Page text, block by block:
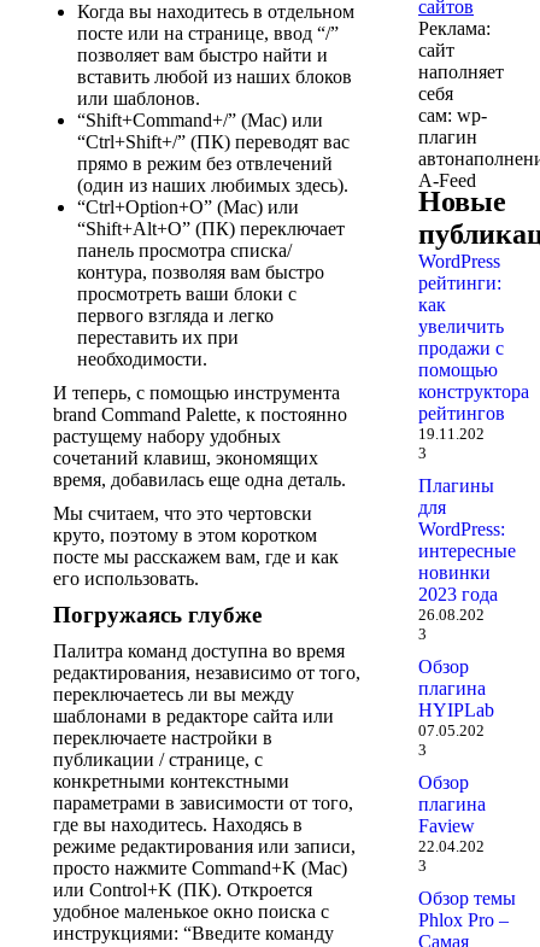
Когда вы находитесь в отдельном
посте или на странице, ввод “/”
позволяет вам быстро найти и
вставить любой из наших блоков
или шаблонов.
“Shift+Command+/” (Mac) или
“Ctrl+Shift+/” (ПК) переводят вас
прямо в режим без отвлечений
(один из наших любимых здесь).
“Ctrl+Option+O” (Mac) или
“Shift+Alt+O” (ПК) переключает
панель просмотра списка/
контура, позволяя вам быстро
просмотреть ваши блоки с
первого взгляда и легко
переставить их при
необходимости.
И теперь, с помощью инструмента
brand Command Palette, к постоянно
растущему набору удобных
сочетаний клавиш, экономящих
время, добавилась еще одна деталь.
Мы считаем, что это чертовски
круто, поэтому в этом коротком
посте мы расскажем вам, где и как
его использовать.
Погружаясь глубже
Палитра команд доступна во время
редактирования, независимо от того,
переключаетесь ли вы между
шаблонами в редакторе сайта или
переключаете настройки в
публикации / странице, с
конкретными контекстными
параметрами в зависимости от того,
где вы находитесь. Находясь в
режиме редактирования или записи,
просто нажмите Command+K (Mac)
или Control+K (ПК). Откроется
удобное маленькое окно поиска с
инструкциями: “Введите команду
Реклама:
сайт
наполняет
себя
сам: wp-
плагин
A-Feed
Новые
WordPress
рейтинги:
как
увеличить
продажи с
помощью
конструктора
рейтингов
19.11.202
3
Плагины
для
WordPress:
интересные
новинки
2023 года
26.08.202
3
Обзор
плагина
HYIPLab
07.05.202
3
Обзор
плагина
Faview
22.04.202
3
Обзор темы
Phlox Pro –
Самая